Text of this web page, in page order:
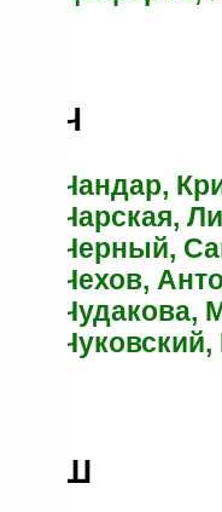
Ч
Чандар,
Чарская,
Черный,
Чехов,
Чудакова,
Ш